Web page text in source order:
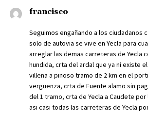
francisco
Seguimos engañando a los ciudadanos
solo de autovia se vive en Yecla para
arreglar las demas carreteras de Yecla
hundida, crta del ardal que ya ni existe
villena a pinoso tramo de 2 km en el
verguenza, crta de Fuente alamo sin
del 1 tramo, crta de Yecla a Caudete
asi casi todas las carreteras de Yecla